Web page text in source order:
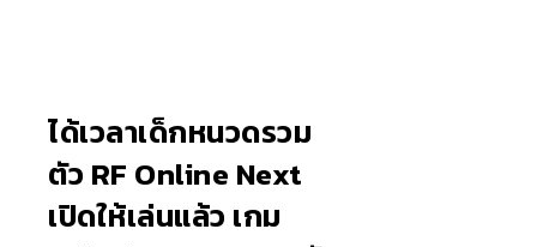
อร์ก
หลัง
ปี ติด
วตัว
าหมอ
ายขา
ได้เวลาเด็กหนวดรวม
ตัว RF Online Next
เปิดให้เล่นแล้ว เกม
ประกาศปิดตัวลง
อยู่มานานกว่า 45
เองกัด ไม่ได้ไปห
ตั้งแต่เนิ่นๆ สุดท้า